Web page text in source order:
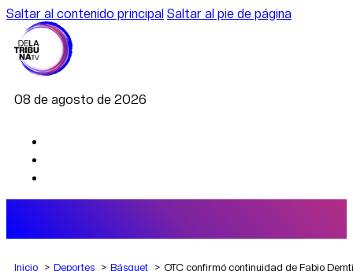
Saltar al contenido principal Saltar al pie de página
08 de agosto de 2026
Inicio Deportes Básquet OTC confirmó continuidad de Fabio